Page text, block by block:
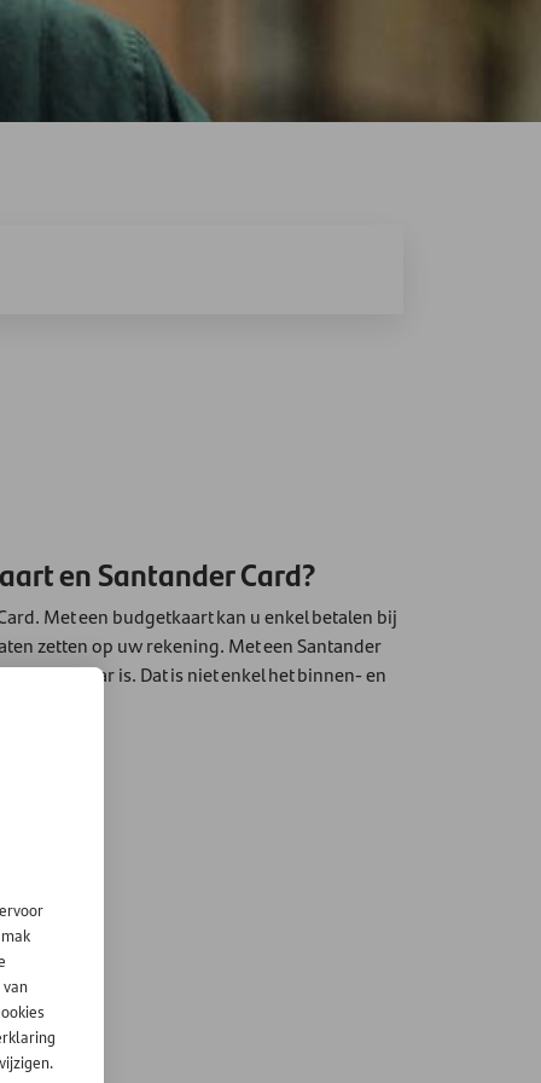
en Santander Card?
Met een budgetkaart kan u enkel betalen bij
zetten op uw rekening. Met een Santander
zichtbaar is. Dat is niet enkel het binnen- en